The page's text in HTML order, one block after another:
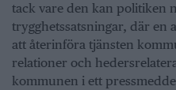
tack vare den kan politiken
trygghetssatsningar, där
att återinföra tjänsten
relationer och
kommunen i ett